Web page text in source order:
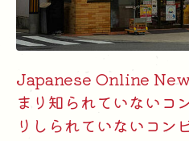
Japanese Online
まり知られていないコ
りしられていないコン